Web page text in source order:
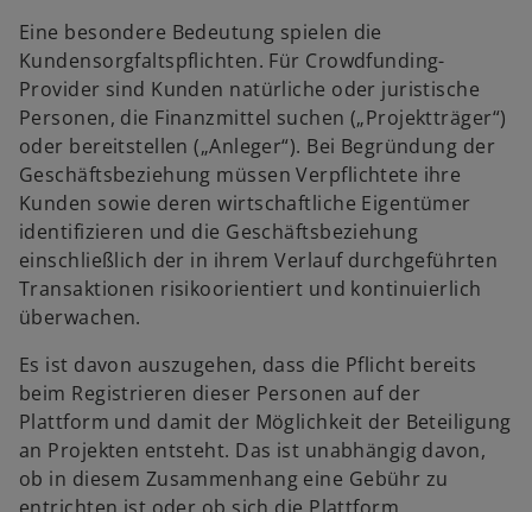
Eine besondere Bedeutung spielen die
Kundensorgfaltspflichten. Für Crowdfunding-
Provider sind Kunden natürliche oder juristische
Personen, die Finanzmittel suchen („Projektträger“)
oder bereitstellen („Anleger“). Bei Begründung der
Geschäftsbeziehung müssen Verpflichtete ihre
Kunden sowie deren wirtschaftliche Eigentümer
identifizieren und die Geschäftsbeziehung
einschließlich der in ihrem Verlauf durchgeführten
Transaktionen risikoorientiert und kontinuierlich
überwachen.
Es ist davon auszugehen, dass die Pflicht bereits
beim Registrieren dieser Personen auf der
Plattform und damit der Möglichkeit der Beteiligung
an Projekten entsteht. Das ist unabhängig davon,
ob in diesem Zusammenhang eine Gebühr zu